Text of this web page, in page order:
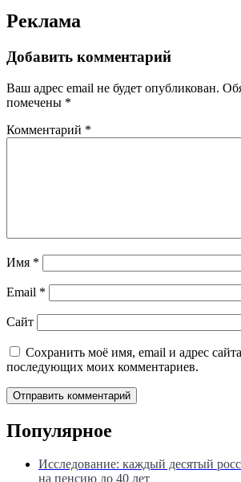
Реклама
Добавить комментарий
Ваш адрес email не будет опубликован.
помечены *
Комментарий *
Имя *
Email *
Сайт
Сохранить моё имя, email и адрес
последующих моих комментариев.
Популярное
Исследование: каждый десятый
на пенсию до 40 лет